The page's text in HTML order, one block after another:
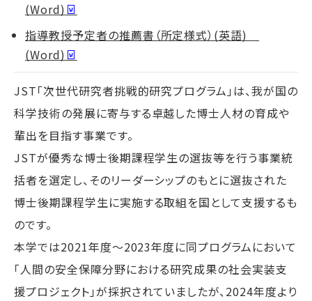
(Word)
指導教授予定者の推薦書（所定様式）(英語)
(Word)
JST「次世代研究者挑戦的研究プログラム」は、我が国の
科学技術の発展に寄与する卓越した博士人材の育成や
輩出を目指す事業です。
JSTが優秀な博士後期課程学生の選抜等を行う事業統
括者を選定し、そのリーダーシップのもとに選抜された
博士後期課程学生に実施する取組を国として支援するも
のです。
本学では2021年度～2023年度に同プログラムにおいて
「人間の安全保障分野における研究成果の社会実装支
援プロジェクト」が採択されていましたが、2024年度より